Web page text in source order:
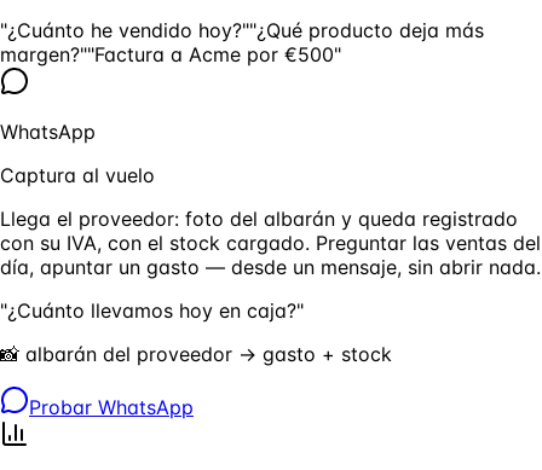
"¿Cuánto he vendido hoy?""¿Qué producto deja más
margen?""Factura a Acme por €500"
WhatsApp
Captura al vuelo
Llega el proveedor: foto del albarán y queda registrado
con su IVA, con el stock cargado. Preguntar las ventas del
día, apuntar un gasto — desde un mensaje, sin abrir nada.
"¿Cuánto llevamos hoy en caja?"
📸 albarán del proveedor → gasto + stock
Probar WhatsApp